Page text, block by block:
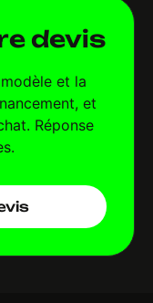
devis
et la
et
Réponse